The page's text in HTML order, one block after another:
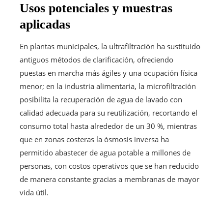
Usos potenciales y muestras
aplicadas
En plantas municipales, la ultrafiltración ha sustituido
antiguos métodos de clarificación, ofreciendo
puestas en marcha más ágiles y una ocupación física
menor; en la industria alimentaria, la microfiltración
posibilita la recuperación de agua de lavado con
calidad adecuada para su reutilización, recortando el
consumo total hasta alrededor de un 30 %, mientras
que en zonas costeras la ósmosis inversa ha
permitido abastecer de agua potable a millones de
personas, con costos operativos que se han reducido
de manera constante gracias a membranas de mayor
vida útil.